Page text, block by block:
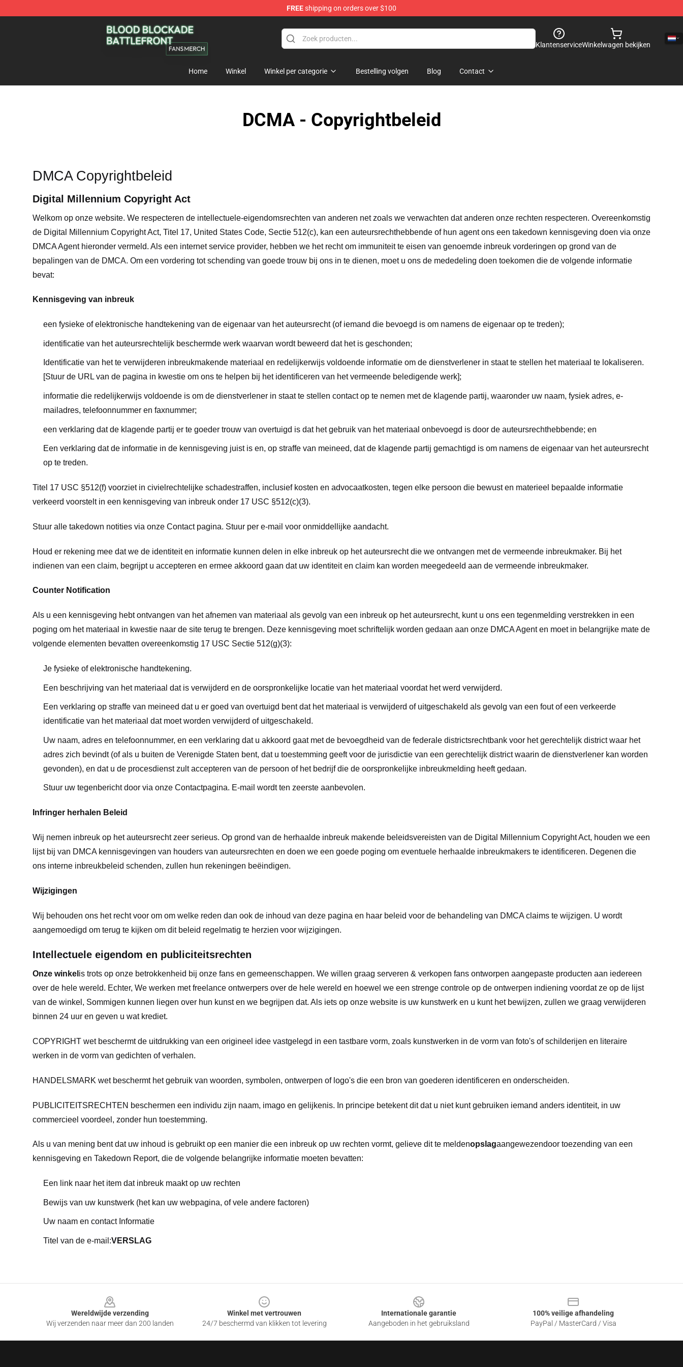
FREEshipping on orders over $100
Blood Blockade Battlefront Shop - Official Blood Blockade Battlefront Merchandise Store
KlantenserviceWinkelwagen bekijken
Home Winkel Winkel per categorie Bestelling volgen Blog Contact
DCMA - Copyrightbeleid
DMCA Copyrightbeleid
Digital Millennium Copyright Act
Welkom op onze website. We respecteren de intellectuele-eigendomsrechten van anderen net zoals we verwachten dat anderen onze rechten respecteren. Overeenkomstig
de Digital Millennium Copyright Act, Titel 17, United States Code, Sectie 512(c), kan een auteursrechthebbende of hun agent ons een takedown kennisgeving doen via onze
DMCA Agent hieronder vermeld. Als een internet service provider, hebben we het recht om immuniteit te eisen van genoemde inbreuk vorderingen op grond van de
bepalingen van de DMCA. Om een vordering tot schending van goede trouw bij ons in te dienen, moet u ons de mededeling doen toekomen die de volgende informatie
bevat:
Kennisgeving van inbreuk
een fysieke of elektronische handtekening van de eigenaar van het auteursrecht (of iemand die bevoegd is om namens de eigenaar op te treden);
identificatie van het auteursrechtelijk beschermde werk waarvan wordt beweerd dat het is geschonden;
Identificatie van het te verwijderen inbreukmakende materiaal en redelijkerwijs voldoende informatie om de dienstverlener in staat te stellen het materiaal te lokaliseren.
[Stuur de URL van de pagina in kwestie om ons te helpen bij het identificeren van het vermeende beledigende werk];
informatie die redelijkerwijs voldoende is om de dienstverlener in staat te stellen contact op te nemen met de klagende partij, waaronder uw naam, fysiek adres, e-
mailadres, telefoonnummer en faxnummer;
een verklaring dat de klagende partij er te goeder trouw van overtuigd is dat het gebruik van het materiaal onbevoegd is door de auteursrechthebbende; en
Een verklaring dat de informatie in de kennisgeving juist is en, op straffe van meineed, dat de klagende partij gemachtigd is om namens de eigenaar van het auteursrecht
op te treden.
Titel 17 USC §512(f) voorziet in civielrechtelijke schadestraffen, inclusief kosten en advocaatkosten, tegen elke persoon die bewust en materieel bepaalde informatie
verkeerd voorstelt in een kennisgeving van inbreuk onder 17 USC §512(c)(3).
Stuur alle takedown notities via onze Contact pagina. Stuur per e-mail voor onmiddellijke aandacht.
Houd er rekening mee dat we de identiteit en informatie kunnen delen in elke inbreuk op het auteursrecht die we ontvangen met de vermeende inbreukmaker. Bij het
indienen van een claim, begrijpt u accepteren en ermee akkoord gaan dat uw identiteit en claim kan worden meegedeeld aan de vermeende inbreukmaker.
Counter Notification
Als u een kennisgeving hebt ontvangen van het afnemen van materiaal als gevolg van een inbreuk op het auteursrecht, kunt u ons een tegenmelding verstrekken in een
poging om het materiaal in kwestie naar de site terug te brengen. Deze kennisgeving moet schriftelijk worden gedaan aan onze DMCA Agent en moet in belangrijke mate de
volgende elementen bevatten overeenkomstig 17 USC Sectie 512(g)(3):
Je fysieke of elektronische handtekening.
Een beschrijving van het materiaal dat is verwijderd en de oorspronkelijke locatie van het materiaal voordat het werd verwijderd.
Een verklaring op straffe van meineed dat u er goed van overtuigd bent dat het materiaal is verwijderd of uitgeschakeld als gevolg van een fout of een verkeerde
identificatie van het materiaal dat moet worden verwijderd of uitgeschakeld.
Uw naam, adres en telefoonnummer, en een verklaring dat u akkoord gaat met de bevoegdheid van de federale districtsrechtbank voor het gerechtelijk district waar het
adres zich bevindt (of als u buiten de Verenigde Staten bent, dat u toestemming geeft voor de jurisdictie van een gerechtelijk district waarin de dienstverlener kan worden
gevonden), en dat u de procesdienst zult accepteren van de persoon of het bedrijf die de oorspronkelijke inbreukmelding heeft gedaan.
Stuur uw tegenbericht door via onze Contactpagina. E-mail wordt ten zeerste aanbevolen.
Infringer herhalen Beleid
Wij nemen inbreuk op het auteursrecht zeer serieus. Op grond van de herhaalde inbreuk makende beleidsvereisten van de Digital Millennium Copyright Act, houden we een
lijst bij van DMCA kennisgevingen van houders van auteursrechten en doen we een goede poging om eventuele herhaalde inbreukmakers te identificeren. Degenen die
ons interne inbreukbeleid schenden, zullen hun rekeningen beëindigen.
Wijzigingen
Wij behouden ons het recht voor om om welke reden dan ook de inhoud van deze pagina en haar beleid voor de behandeling van DMCA claims te wijzigen. U wordt
aangemoedigd om terug te kijken om dit beleid regelmatig te herzien voor wijzigingen.
Intellectuele eigendom en publiciteitsrechten
Onze winkel is trots op onze betrokkenheid bij onze fans en gemeenschappen. We willen graag serveren & verkopen fans ontworpen aangepaste producten aan iedereen
over de hele wereld. Echter, We werken met freelance ontwerpers over de hele wereld en hoewel we een strenge controle op de ontwerpen indiening voordat ze op de lijst
van de winkel, Sommigen kunnen liegen over hun kunst en we begrijpen dat. Als iets op onze website is uw kunstwerk en u kunt het bewijzen, zullen we graag verwijderen
binnen 24 uur en geven u wat krediet.
COPYRIGHT wet beschermt de uitdrukking van een origineel idee vastgelegd in een tastbare vorm, zoals kunstwerken in de vorm van foto's of schilderijen en literaire
werken in de vorm van gedichten of verhalen.
HANDELSMARK wet beschermt het gebruik van woorden, symbolen, ontwerpen of logo's die een bron van goederen identificeren en onderscheiden.
PUBLICITEITSRECHTEN beschermen een individu zijn naam, imago en gelijkenis. In principe betekent dit dat u niet kunt gebruiken iemand anders identiteit, in uw
commercieel voordeel, zonder hun toestemming.
Als u van mening bent dat uw inhoud is gebruikt op een manier die een inbreuk op uw rechten vormt, gelieve dit te meldenopslagaangewezendoor toezending van een
kennisgeving en Takedown Report, die de volgende belangrijke informatie moeten bevatten:
Een link naar het item dat inbreuk maakt op uw rechten
Bewijs van uw kunstwerk (het kan uw webpagina, of vele andere factoren)
Uw naam en contact Informatie
Titel van de e-mail:VERSLAG
Wereldwijde verzending
Wij verzenden naar meer dan 200 landen
Winkel met vertrouwen
24/7 beschermd van klikken tot levering
Internationale garantie
Aangeboden in het gebruiksland
100% veilige afhandeling
PayPal / MasterCard / Visa